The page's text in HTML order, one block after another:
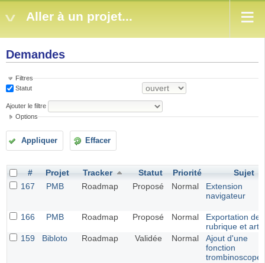
Aller à un projet...
Demandes
Filtres
Statut
Ajouter le filtre
Options
Appliquer Effacer
# Projet Tracker Statut Priorité
Sujet
167
PMB Roadmap Proposé Normal
Extension
navigateur
166 PMB Roadmap Proposé Normal
Exportation de
rubrique et
159
Bibloto Roadmap Validée Normal
Ajout d'une
fonction
trombinoscope